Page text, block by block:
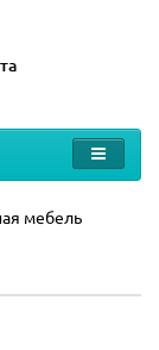
мебель